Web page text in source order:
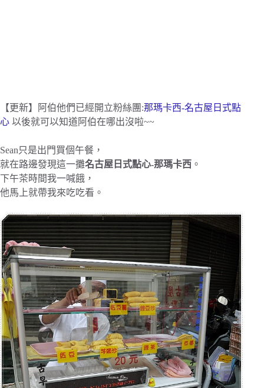
【更新】阿伯他們已經開立粉絲團:那瑪卡西-名古屋日式點
心 以後就可以知道阿伯在哪出沒啦~~
Sean只是出門買個午餐，
就在路邊發現這一攤名古屋日式點心-那瑪卡西 。
下午茶時間我一喊餓，
他馬上就帶我來吃吃看。